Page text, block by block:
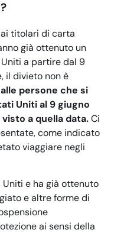
titolari di carta
già ottenuto un
a partire dal 9
il divieto non è
persone che si
Uniti al 9 giugno
a quella data.Ci
come indicato
viaggiare negli
e ha già ottenuto
e altre forme di
ai sensi della